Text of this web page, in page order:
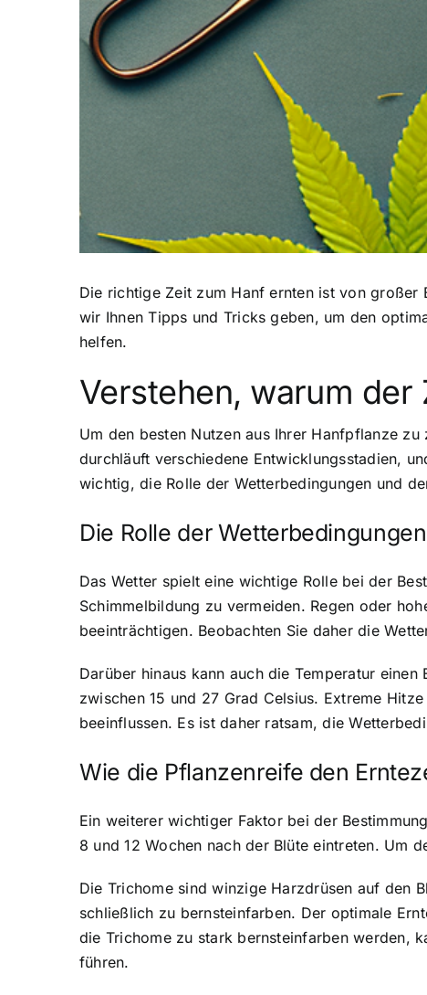
Die richtige Zeit zum Hanf ernten ist von großer
wir Ihnen Tipps und Tricks geben, um den
helfen.
Verstehen, warum
Um den besten Nutzen aus Ihrer Hanfpflanze
durchläuft verschiedene Entwicklungsstadien,
wichtig, die Rolle der Wetterbedingungen und
Die Rolle der
Das Wetter spielt eine wichtige Rolle bei der
Schimmelbildung zu vermeiden. Regen oder
beeinträchtigen. Beobachten Sie daher die
Darüber hinaus kann auch die Temperatur
zwischen 15 und 27 Grad Celsius. Extreme
beeinflussen. Es ist daher ratsam, die
Wie die Pflanzenreife den
Ein weiterer wichtiger Faktor bei der
8 und 12 Wochen nach der Blüte eintreten. Um
Die Trichome sind winzige Harzdrüsen auf den
schließlich zu bernsteinfarben. Der optimale
die Trichome zu stark bernsteinfarben werden,
führen.